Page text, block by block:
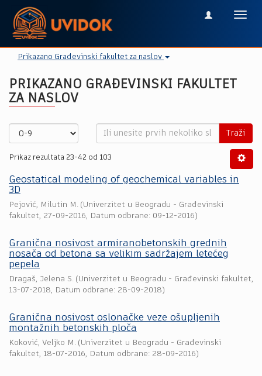
Prikazano Građevinski fakultet za naslov
PRIKAZANO GRAĐEVINSKI FAKULTET
ZA NASLOV
Traži
Prikaz rezultata 23-42 od 103
Geostatical modeling of geochemical variables in
3D
Pejović, Milutin M. (Univerzitet u Beogradu - Građevinski
fakultet, 27-09-2016, Datum odbrane: 09-12-2016)
Granična nosivost armiranobetonskih grednih
nosača od betona sa velikim sadržajem letećeg
pepela
Dragaš, Jelena S. (Univerzitet u Beogradu - Građevinski fakultet,
13-07-2018, Datum odbrane: 28-09-2018)
Granična nosivost oslonačke veze ošupljenih
montažnih betonskih ploča
Koković, Veljko M. (Univerzitet u Beogradu - Građevinski
fakultet, 18-07-2016, Datum odbrane: 28-09-2016)